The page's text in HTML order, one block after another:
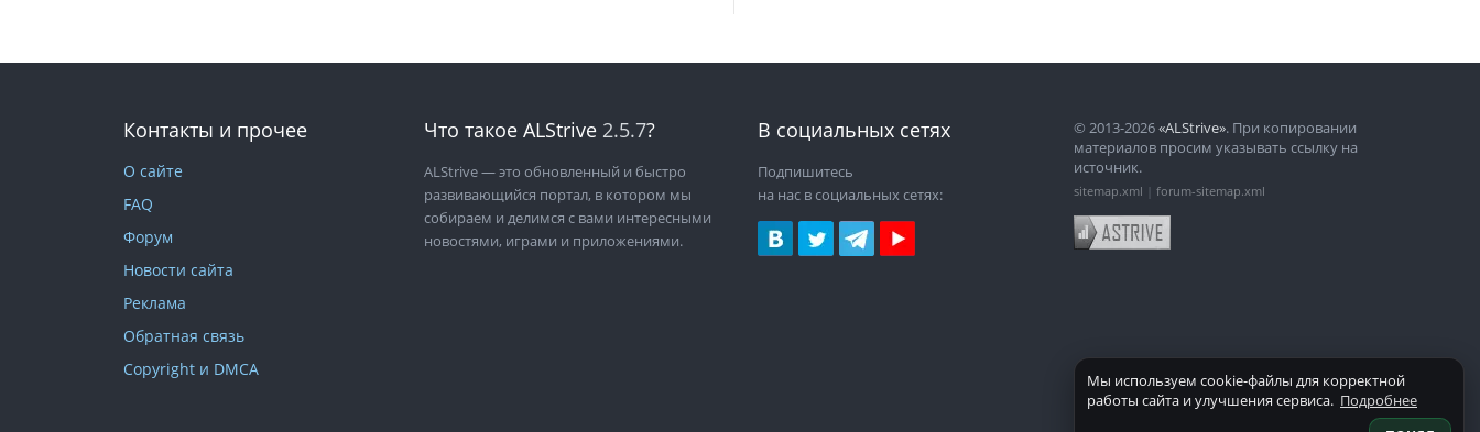
Контакты и прочее
О сайте
FAQ
Форум
Новости сайта
Реклама
Обратная связь
Copyright и DMCA
Что такое ALStrive 2.5.7?
ALStrive— это обновленный и быстро
развивающийся портал, в котором мы
собираем и делимся с вами интересными
новостями, играми и приложениями.
В социальных сетях
Подпишитесь
на нас в социальных сетях:
© 2013-2026«ALStrive». При копировании
материалов просим указывать ссылку на
источник.
sitemap.xml forum-sitemap.xml
Мы используем cookie-файлы для корректной
работы сайта и улучшения сервиса. Подробнее